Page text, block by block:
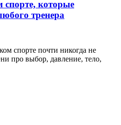
которые
тренера
спорте почти никогда не
про выбор, давление, тело,